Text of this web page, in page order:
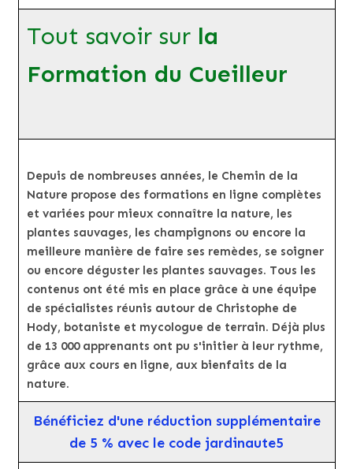
Tout savoir sur la
Formation du Cueilleur
Depuis de nombreuses années, le Chemin de la
Nature propose des formations en ligne complètes
et variées pour mieux connaître la nature, les
plantes sauvages, les champignons ou encore la
meilleure manière de faire ses remèdes, se soigner
ou encore déguster les plantes sauvages. Tous les
contenus ont été mis en place grâce à une équipe
de spécialistes réunis autour de Christophe de
Hody, botaniste et mycologue de terrain. Déjà plus
de 13 000 apprenants ont pu s'initier à leur rythme,
grâce aux cours en ligne, aux bienfaits de la
nature.
Bénéficiez d'une réduction supplémentaire
de 5 % avec le code jardinaute5